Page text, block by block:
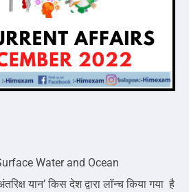
Water and Ocean
यान’ किस देश द्वारा लॉन्च किया गया है